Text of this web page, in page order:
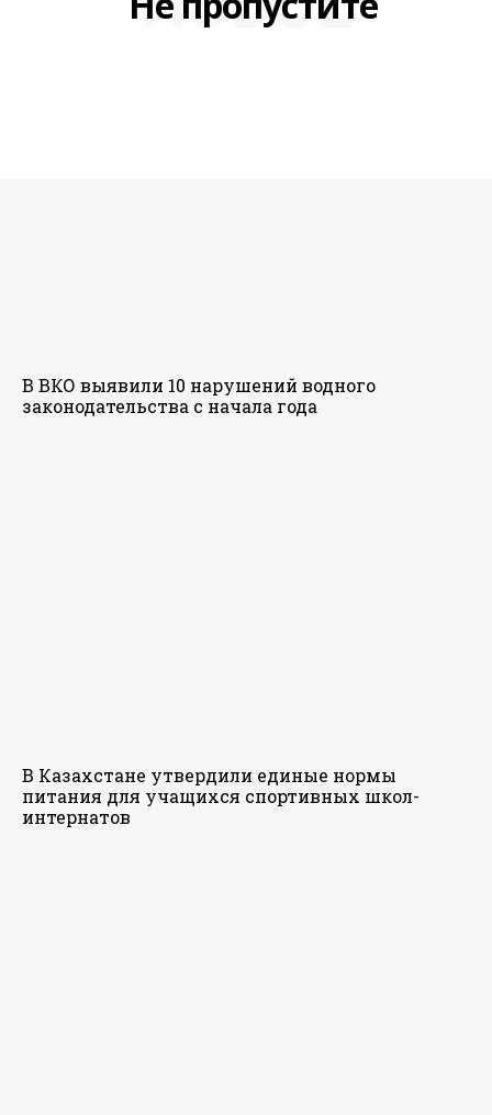
В ВКО выявили 10 нарушений водного
законодательства с начала года
В Казахстане утвердили единые нормы
питания для учащихся спортивных школ-
интернатов